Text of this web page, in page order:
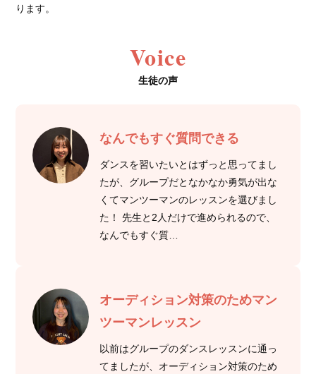
ります。
Voice
生徒の声
なんでもすぐ質問できる
ダンスを習いたいとはずっと思ってまし
たが、グループだとなかなか勇気が出な
くてマンツーマンのレッスンを選びまし
た！ 先生と2人だけで進められるので、
なんでもすぐ質…
オーディション対策のためマン
ツーマンレッスン
以前はグループのダンスレッスンに通っ
てましたが、オーディション対策のため